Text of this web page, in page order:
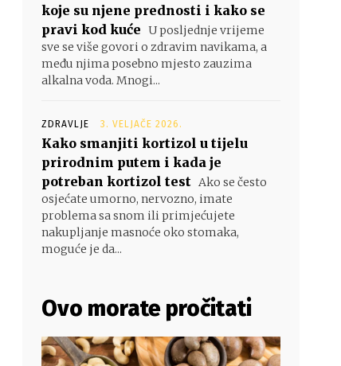
koje su njene prednosti i kako se
pravi kod kuće U posljednje vrijeme
sve se više govori o zdravim navikama, a
među njima posebno mjesto zauzima
alkalna voda. Mnogi...
ZDRAVLJE 3. VELJAČE 2026.
Kako smanjiti kortizol u tijelu
prirodnim putem i kada je
potreban kortizol test Ako se često
osjećate umorno, nervozno, imate
problema sa snom ili primjećujete
nakupljanje masnoće oko stomaka,
moguće je da...
Ovo morate pročitati